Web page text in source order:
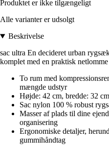
Produktet er ikke tilgængeligt
Alle varianter er udsolgt
Beskrivelse
sac ultra En decideret urban
komplet med en praktisk
To rum med
mængde udstyr
Højde: 42 cm, bredde: 32
Sac nylon 100 % robust
Masser af plads til dine
organisering
Ergonomiske detaljer,
gummihåndtag